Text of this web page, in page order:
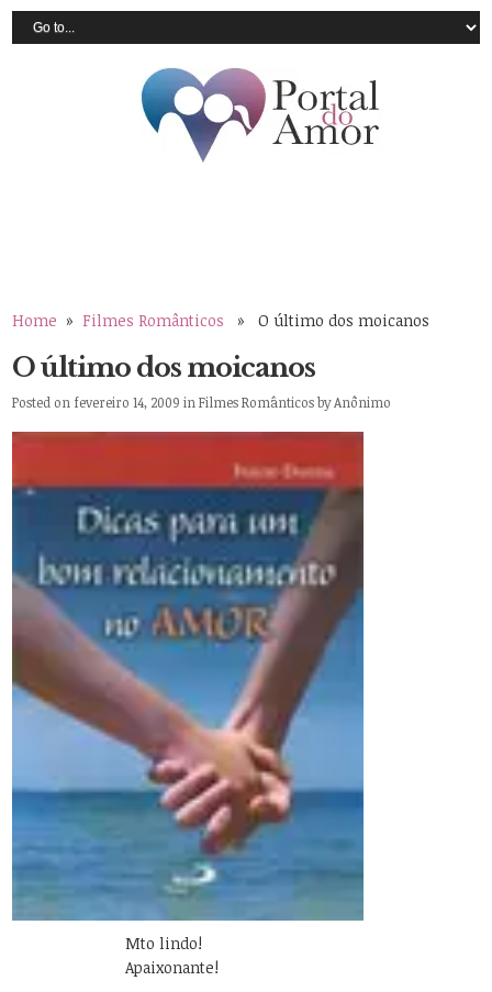
Home » Filmes Românticos » O último dos moicanos
O último dos moicanos
Posted on fevereiro 14, 2009 inFilmes RomânticosbyAnônimo
Mto lindo!
Apaixonante!